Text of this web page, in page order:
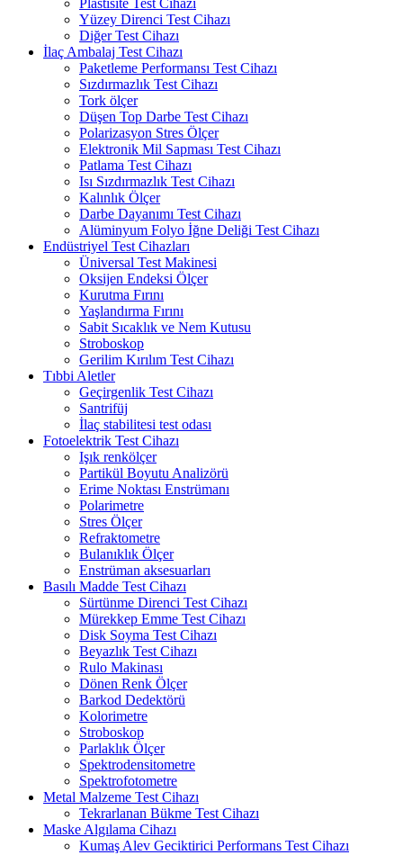
Yüzey Direnci Test Cihazı
Diğer Test Cihazı
İlaç Ambalaj Test Cihazı
Paketleme Performansı Test Cihazı
Sızdırmazlık Test Cihazı
Tork ölçer
Düşen Top Darbe Test Cihazı
Polarizasyon Stres Ölçer
Elektronik Mil Sapması Test Cihazı
Patlama Test Cihazı
Isı Sızdırmazlık Test Cihazı
Kalınlık Ölçer
Darbe Dayanımı Test Cihazı
Alüminyum Folyo İğne Deliği Test Cihazı
Endüstriyel Test Cihazları
Üniversal Test Makinesi
Oksijen Endeksi Ölçer
Kurutma Fırını
Yaşlandırma Fırını
Sabit Sıcaklık ve Nem Kutusu
Stroboskop
Gerilim Kırılım Test Cihazı
Tıbbi Aletler
Geçirgenlik Test Cihazı
Santrifüj
İlaç stabilitesi test odası
Fotoelektrik Test Cihazı
Işık renkölçer
Partikül Boyutu Analizörü
Erime Noktası Enstrümanı
Polarimetre
Stres Ölçer
Refraktometre
Bulanıklık Ölçer
Enstrüman aksesuarları
Basılı Madde Test Cihazı
Sürtünme Direnci Test Cihazı
Mürekkep Emme Test Cihazı
Disk Soyma Test Cihazı
Beyazlık Test Cihazı
Rulo Makinası
Dönen Renk Ölçer
Barkod Dedektörü
Kolorimetre
Stroboskop
Parlaklık Ölçer
Spektrodensitometre
Spektrofotometre
Metal Malzeme Test Cihazı
Tekrarlanan Bükme Test Cihazı
Maske Algılama Cihazı
Kumaş Alev Geciktirici Performans Test Cihazı